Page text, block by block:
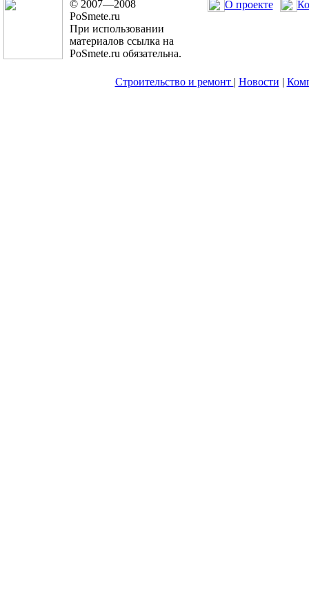
© 2007—2008
PoSmete.ru
При использовании
материалов ссылка на
PoSmete.ru обязательна.
О проекте
Строительство и ремонт | Новости |